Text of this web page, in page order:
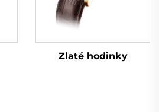
Zlaté hodinky